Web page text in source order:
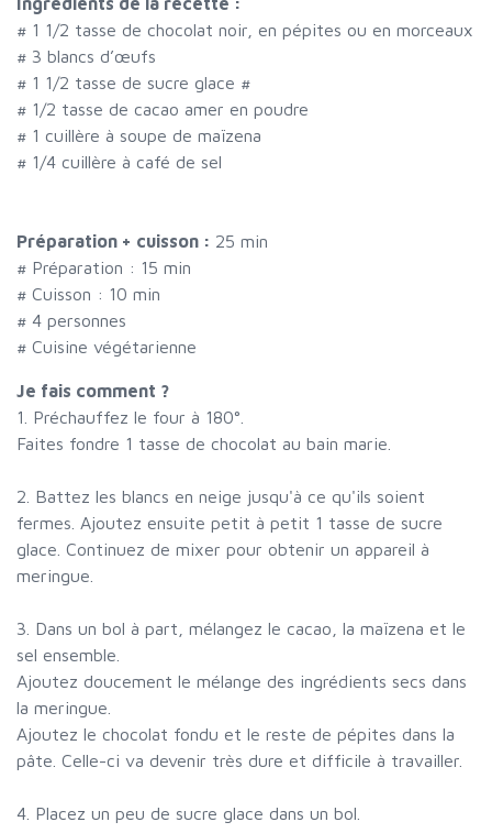
# 1 1/2 tasse de chocolat noir, en pépites ou en morceaux
# 3 blancs d’œufs
# 1 1/2 tasse de sucre glace #
# 1/2 tasse de cacao amer en poudre
# 1 cuillère à soupe de maïzena
# 1/4 cuillère à café de sel
Préparation + cuisson : 25 min
# Préparation : 15 min
# Cuisson : 10 min
# 4 personnes
# Cuisine végétarienne
Je fais comment ?
1. Préchauffez le four à 180°.
Faites fondre 1 tasse de chocolat au bain marie.
2. Battez les blancs en neige jusqu'à ce qu'ils soient
fermes. Ajoutez ensuite petit à petit 1 tasse de sucre
glace. Continuez de mixer pour obtenir un appareil à
meringue.
3. Dans un bol à part, mélangez le cacao, la maïzena et le
sel ensemble.
Ajoutez doucement le mélange des ingrédients secs dans
la meringue.
Ajoutez le chocolat fondu et le reste de pépites dans la
pâte. Celle-ci va devenir très dure et difficile à travailler.
4. Placez un peu de sucre glace dans un bol.